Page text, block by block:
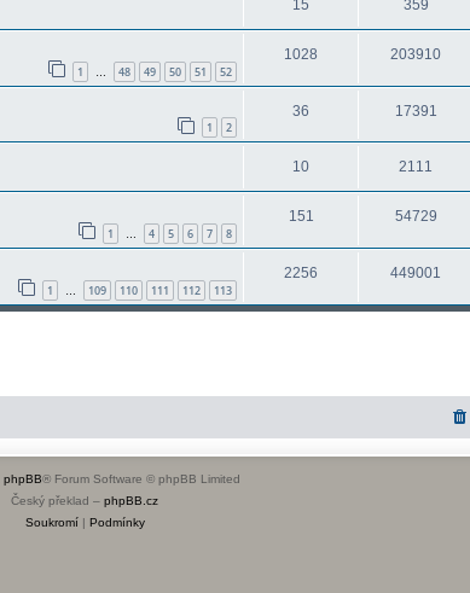
15 359
1 … 48 49 50 51 52
1028 203910
1 2
36 17391
10 2111
1 … 4 5 6 7 8
151 54729
1 … 109 110 111 112 113
2256 449001
phpBB® Forum Software © phpBB Limited
Český překlad – phpBB.cz
Soukromí| Podmínky